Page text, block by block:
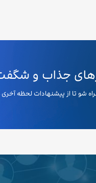
جذاب و شگفت
شو تا از پیشنهادات لحظه